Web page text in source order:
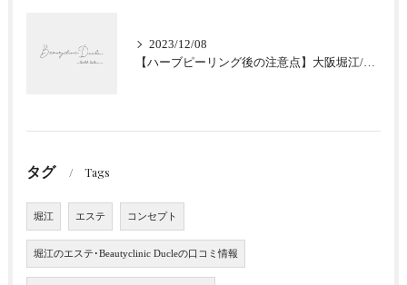
2023/12/08
【ハーブピーリング後の注意点】大阪堀江/Beautyclinic Ducle
タグ Tags
堀江 エステ コンセプト
堀江のエステ･Beautyclinic Ducleの口コミ情報